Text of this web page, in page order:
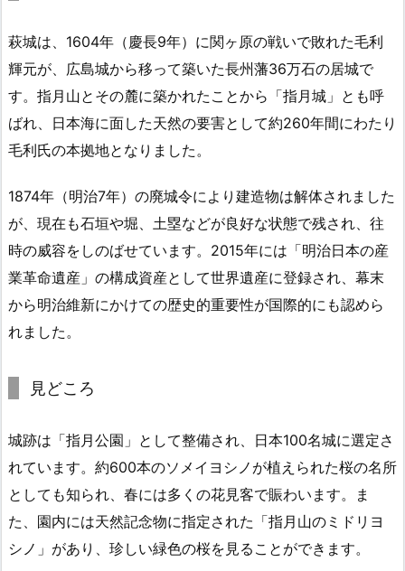
萩城は、1604年（慶長9年）に関ヶ原の戦いで敗れた毛利
輝元が、広島城から移って築いた長州藩36万石の居城で
す。指月山とその麓に築かれたことから「指月城」とも呼
ばれ、日本海に面した天然の要害として約260年間にわたり
毛利氏の本拠地となりました。
1874年（明治7年）の廃城令により建造物は解体されました
が、現在も石垣や堀、土塁などが良好な状態で残され、往
時の威容をしのばせています。2015年には「明治日本の産
業革命遺産」の構成資産として世界遺産に登録され、幕末
から明治維新にかけての歴史的重要性が国際的にも認めら
れました。
見どころ
城跡は「指月公園」として整備され、日本100名城に選定さ
れています。約600本のソメイヨシノが植えられた桜の名所
としても知られ、春には多くの花見客で賑わいます。ま
た、園内には天然記念物に指定された「指月山のミドリヨ
シノ」があり、珍しい緑色の桜を見ることができます。